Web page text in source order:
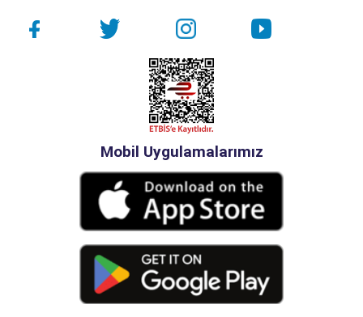
Mobil Uygulamalarımız